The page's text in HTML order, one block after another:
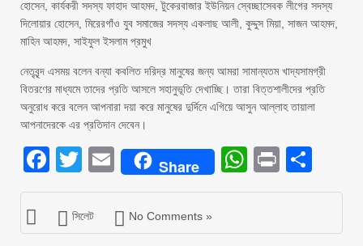
হোসেন, কার্যকরী সদস্য ফাহাদ আহমদ, টুকেরবাজার ইউনিয়ন স্বেচ্ছাসেবক লীগের সদস্য
দিলোয়ার হোসেন, মিরেরগাঁও যুব সমাজের সদস্য একলাছ আলী, কুদ্দুস মিয়া, সাজন আহমদ,
মাহিন আহমদ, সাইফুল ইসলাম প্রমুখ
নেতৃবৃন্দ এসময় বলেন বন্যা কবলিত দরিদ্র মানুষের জন্য আমরা সামান্যতম খাদ্যসামগ্রী
বিতরণের মাধ্যমে তাদের প্রতি আসলে সহানুভূতি দেখাচ্ছি। তারা বিত্তশালীদের প্রতি
অনুরোধ করে বলেন আপনারা দয়া করে মানুষের দুর্দিনে এগিয়ে আসুন আল্লাহ তায়ালা
আপনাদেরকে এর প্রতিদান দেবেন।
Facebook
Twitter
EmailShare Print
সিলেট No Comments »